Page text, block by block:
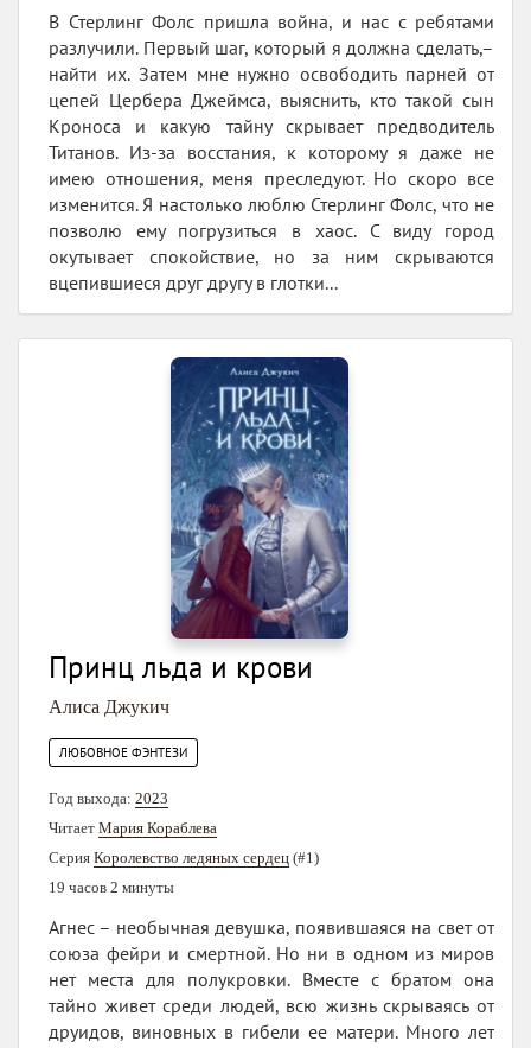
В Стерлинг Фолс пришла война, и нас с ребятами
разлучили. Первый шаг, который я должна сделать,–
найти их. Затем мне нужно освободить парней от
цепей Цербера Джеймса, выяснить, кто такой сын
Кроноса и какую тайну скрывает предводитель
Титанов. Из-за восстания, к которому я даже не
имею отношения, меня преследуют. Но скоро все
изменится. Я настолько люблю Стерлинг Фолс, что не
позволю ему погрузиться в хаос. С виду город
окутывает спокойствие, но за ним скрываются
вцепившиеся друг другу в глотки...
Принц льда и крови
Алиса Джукич
ЛЮБОВНОЕ ФЭНТЕЗИ
Год выхода: 2023
Читает Мария Кораблева
Серия Королевство ледяных сердец (#1)
19 часов 2 минуты
Агнес – необычная девушка, появившаяся на свет от
союза фейри и смертной. Но ни в одном из миров
нет места для полукровки. Вместе с братом она
тайно живет среди людей, всю жизнь скрываясь от
друидов, виновных в гибели ее матери. Много лет